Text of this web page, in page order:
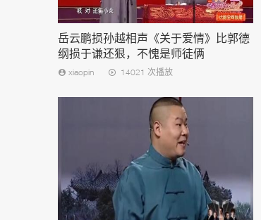
岳云鹏损孙越相声《关于爱情》比郭德
纲损于谦还狠，不愧是师徒俩
xiaopin 14021 次播放